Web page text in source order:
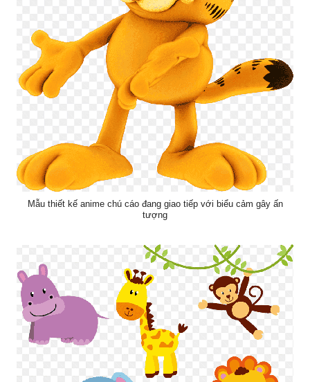
Mẫu thiết kế anime chú cáo đang giao tiếp với biểu cảm gây ấn
tượng